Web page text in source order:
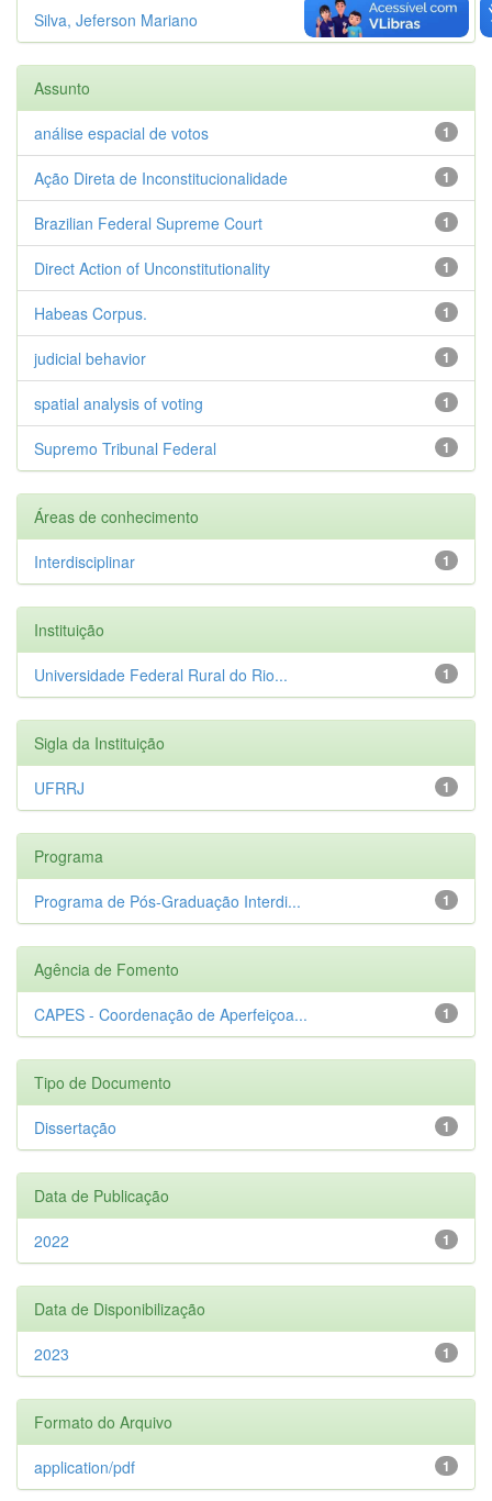
1
Silva, Jeferson Mariano
Assunto
1
análise espacial de votos
1
Ação Direta de Inconstitucionalidade
1
Brazilian Federal Supreme Court
1
Direct Action of Unconstitutionality
1
Habeas Corpus.
1
judicial behavior
1
spatial analysis of voting
1
Supremo Tribunal Federal
Áreas de conhecimento
1
Interdisciplinar
Instituição
1
Universidade Federal Rural do Rio...
Sigla da Instituição
1
UFRRJ
Programa
1
Programa de Pós-Graduação Interdi...
Agência de Fomento
1
CAPES - Coordenação de Aperfeiçoa...
Tipo de Documento
1
Dissertação
Data de Publicação
1
2022
Data de Disponibilização
1
2023
Formato do Arquivo
1
application/pdf